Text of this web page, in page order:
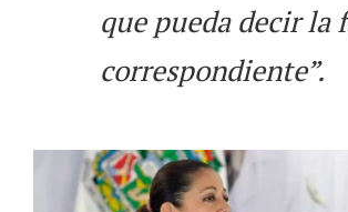
que pueda decir la
correspondiente”.